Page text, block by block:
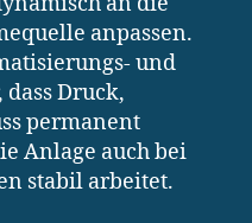
anpassen.
und
dass Druck,
permanent
Anlage auch bei
stabil arbeitet.